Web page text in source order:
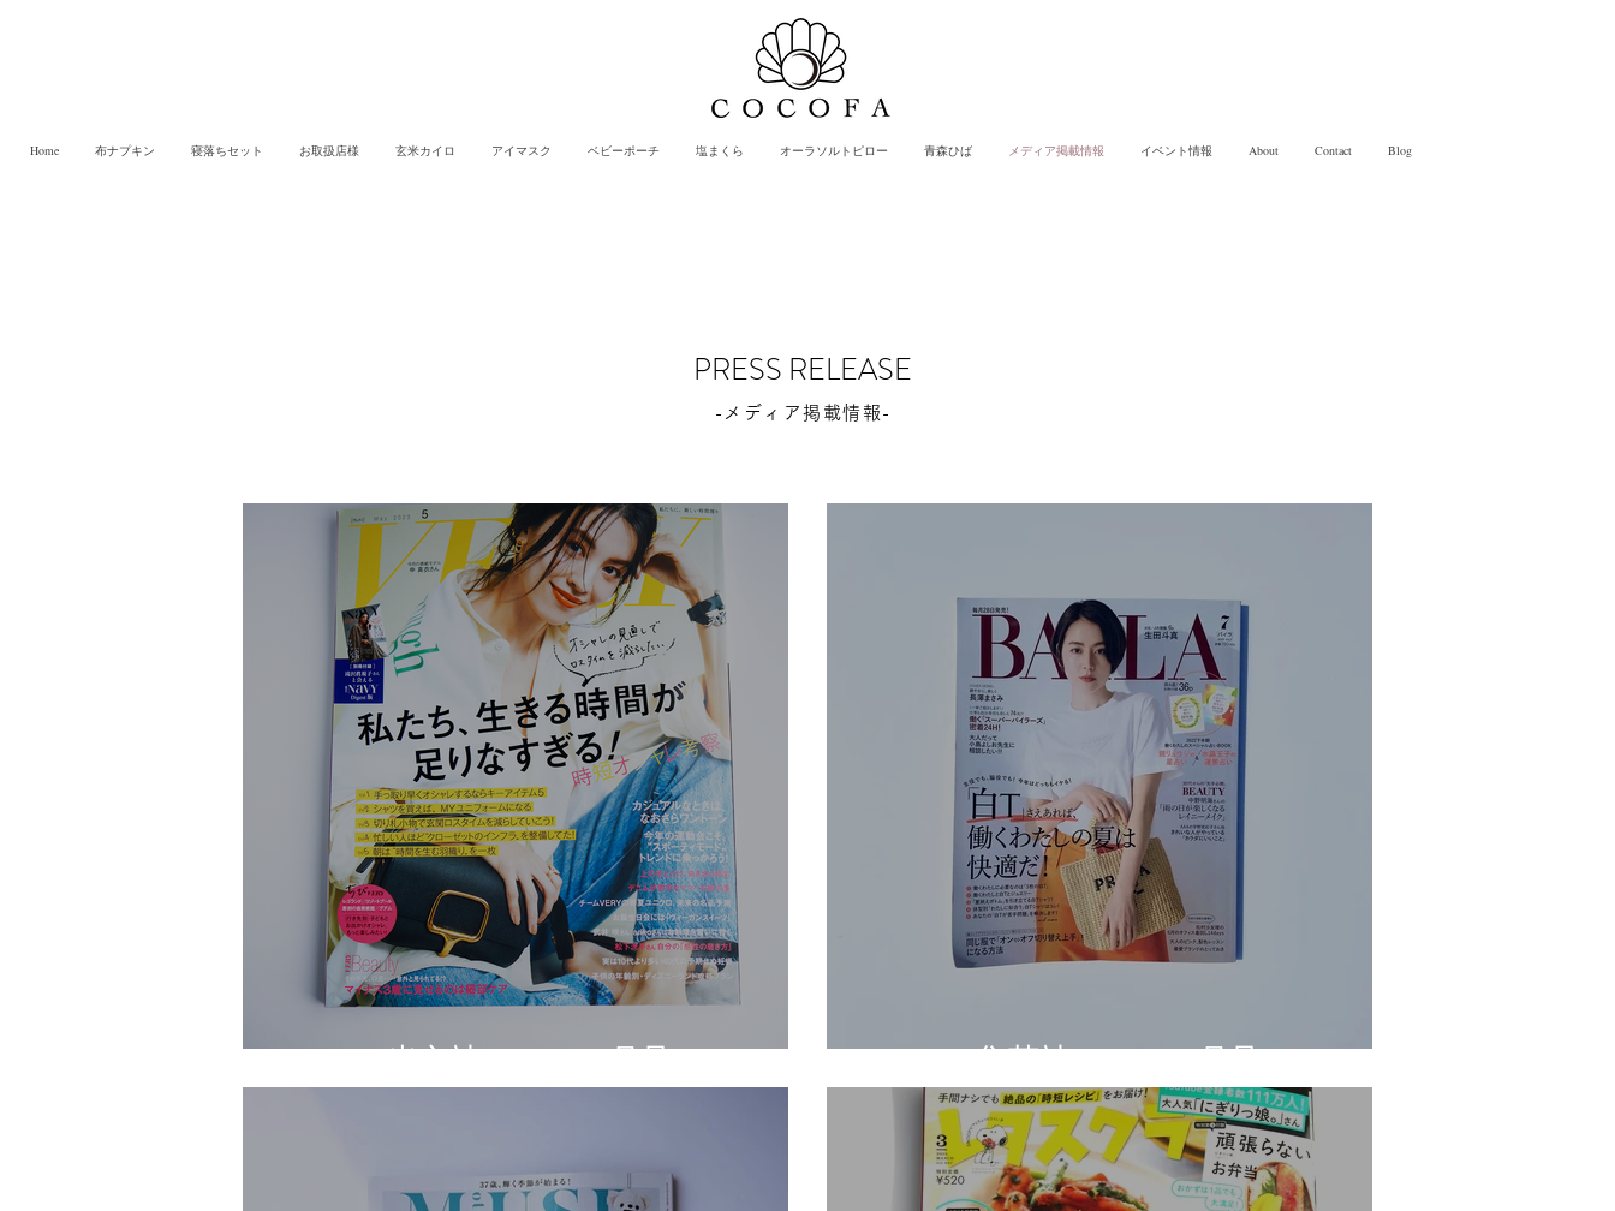
Home 布ナプキン 寝落ちセット お取扱店様 玄米カイロ アイマスク ベビーポーチ 塩まくら オーラソルトピロー 青森ひば メディア掲載情報 イベント情報 About Contact Blog
PRESS RELEASE
-メディア掲載情報-
VERY（光文社）2023.5月号 BAILA（集英社）2022.7月号